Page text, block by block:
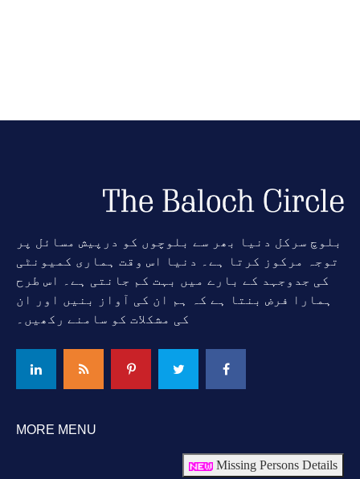
بلوچ سرکل دنیا بھر سے بلوچوں کو درپیش مسائل پر
توجہ مرکوز کرتا ہے۔ دنیا اس وقت ہماری کمیونٹی
کی جدوجہد کے بارے میں بہت کم جانتی ہے۔ اس طرح
ہمارا فرض بنتا ہے کہ ہم ان کی آواز بنیں اور ان
کی مشکلات کو سامنے رکھیں۔
MORE MENU
Missing Persons Details